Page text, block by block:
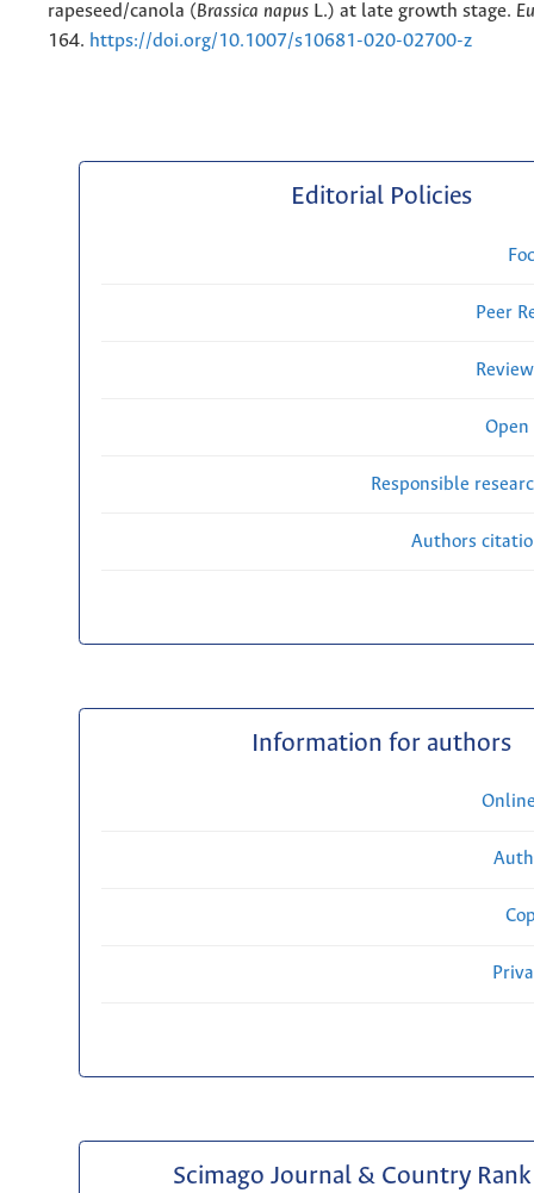
rapeseed/canola (Brassica napus L.) at late growth stage.
164. https://doi.org/10.1007/s10681-020-02700-z
Editorial Policies
Peer
Open
Responsible
Authors
Information for authors
Scimago Journal & Country Rank